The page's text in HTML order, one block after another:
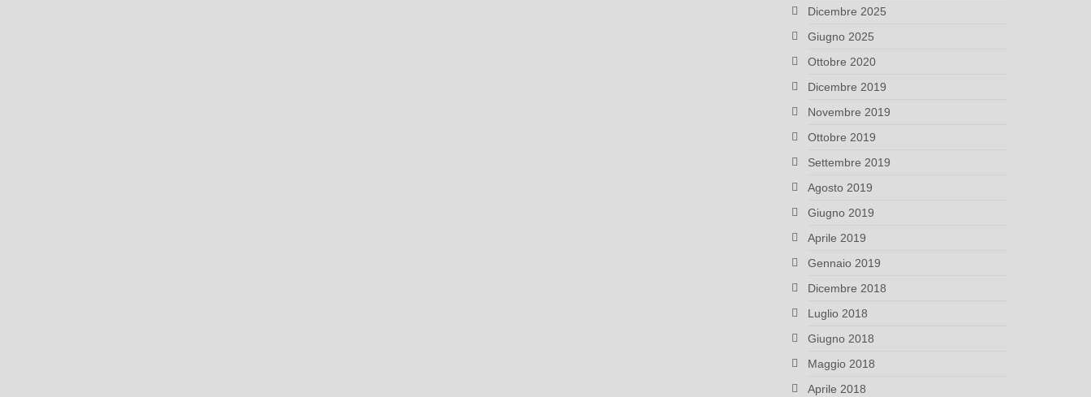
Dicembre 2025
Giugno 2025
Ottobre 2020
Dicembre 2019
Novembre 2019
Ottobre 2019
Settembre 2019
Agosto 2019
Giugno 2019
Aprile 2019
Gennaio 2019
Dicembre 2018
Luglio 2018
Giugno 2018
Maggio 2018
Aprile 2018